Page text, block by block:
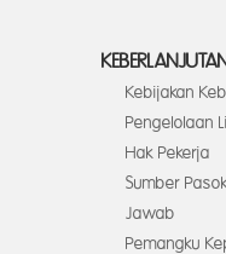
Kebijakan
Pengelolaan
Hak Pekerja
Sumber
Jawab
Pemangku